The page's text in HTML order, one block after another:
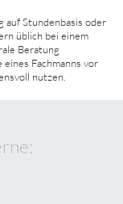
auf Stundenbasis oder
üblich bei einem
Beratung
Fachmanns vor
nutzen.